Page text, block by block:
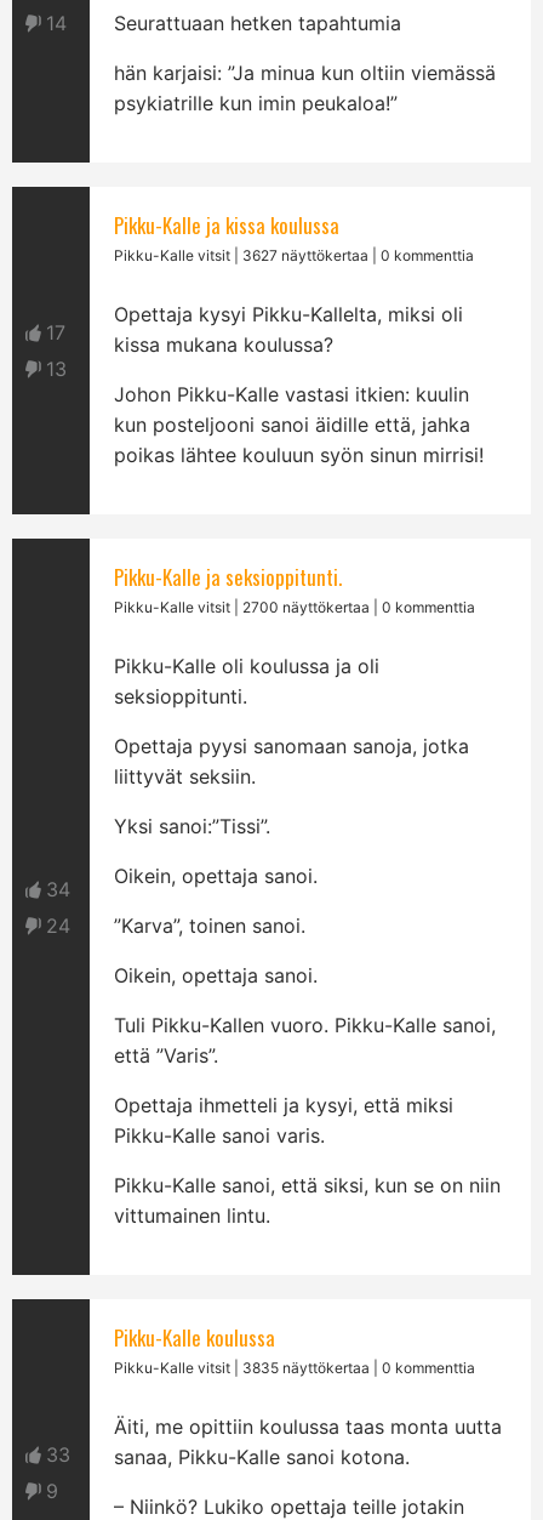
14
Seurattuaan hetken tapahtumia
hän karjaisi: ”Ja minua kun oltiin viemässä
psykiatrille kun imin peukaloa!”
17
13
Pikku-Kalle ja kissa koulussa
Pikku-Kalle vitsit | 3627 näyttökertaa | 0 kommenttia
Opettaja kysyi Pikku-Kallelta, miksi oli
kissa mukana koulussa?
Johon Pikku-Kalle vastasi itkien: kuulin
kun posteljooni sanoi äidille että, jahka
poikas lähtee kouluun syön sinun mirrisi!
34
24
Pikku-Kalle ja seksioppitunti.
Pikku-Kalle vitsit | 2700 näyttökertaa | 0 kommenttia
Pikku-Kalle oli koulussa ja oli
seksioppitunti.
Opettaja pyysi sanomaan sanoja, jotka
liittyvät seksiin.
Yksi sanoi:”Tissi”.
Oikein, opettaja sanoi.
”Karva”, toinen sanoi.
Oikein, opettaja sanoi.
Tuli Pikku-Kallen vuoro. Pikku-Kalle sanoi,
että ”Varis”.
Opettaja ihmetteli ja kysyi, että miksi
Pikku-Kalle sanoi varis.
Pikku-Kalle sanoi, että siksi, kun se on niin
vittumainen lintu.
33
9
Pikku-Kalle koulussa
Pikku-Kalle vitsit | 3835 näyttökertaa | 0 kommenttia
Äiti, me opittiin koulussa taas monta uutta
sanaa, Pikku-Kalle sanoi kotona.
– Niinkö? Lukiko opettaja teille jotakin